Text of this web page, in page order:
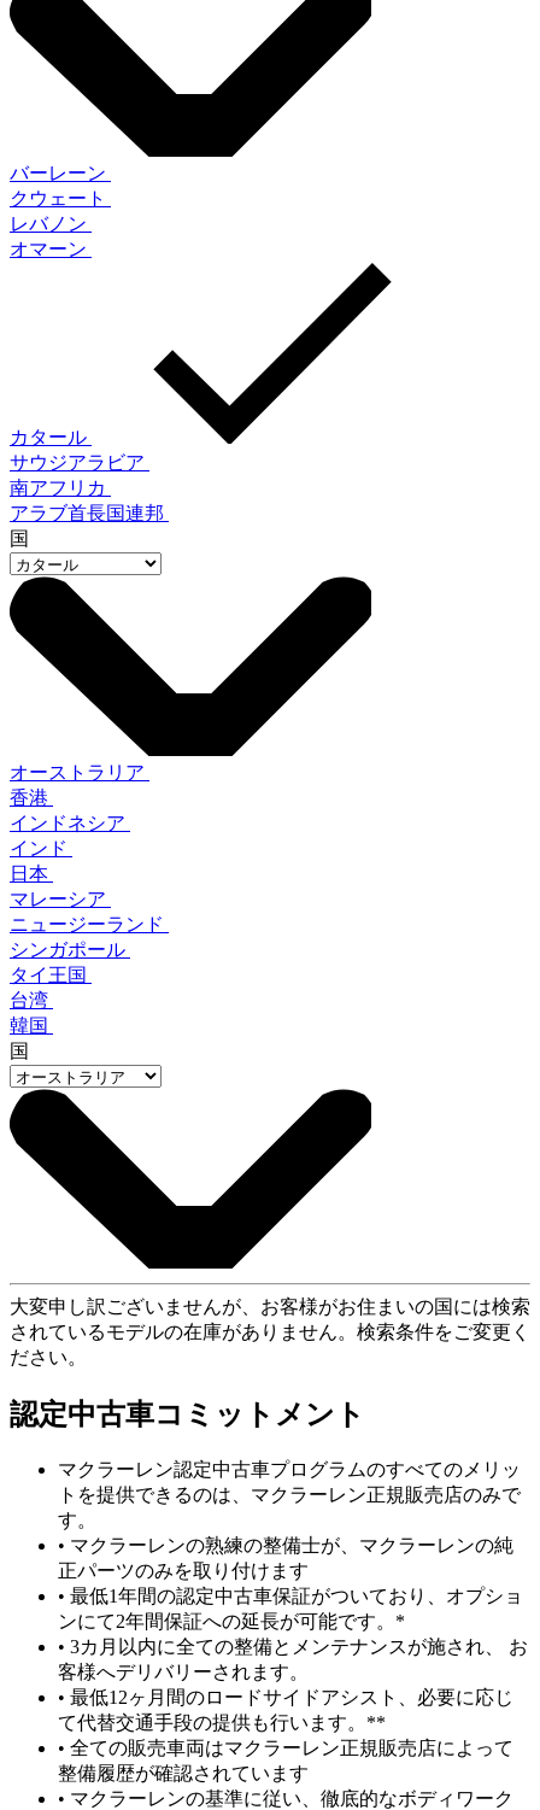
バーレーン
クウェート
レバノン
オマーン
カタール
サウジアラビア
南アフリカ
アラブ首長国連邦
国
オーストラリア
香港
インドネシア
インド
日本
マレーシア
ニュージーランド
シンガポール
タイ王国
台湾
韓国
国
大変申し訳ございませんが、お客様がお住まいの国には検索
されているモデルの在庫がありません。検索条件をご変更く
ださい。
認定中古車コミットメント
マクラーレン認定中古車プログラムのすべてのメリッ
トを提供できるのは、マクラーレン正規販売店のみで
す。
• マクラーレンの熟練の整備士が、マクラーレンの純
正パーツのみを取り付けます
• 最低1年間の認定中古車保証がついており、オプショ
ンにて2年間保証への延長が可能です。*
• 3カ月以内に全ての整備とメンテナンスが施され、 お
客様へデリバリーされます。
• 最低12ヶ月間のロードサイドアシスト、必要に応じ
て代替交通手段の提供も行います。**
• 全ての販売車両はマクラーレン正規販売店によって
整備履歴が確認されています
• マクラーレンの基準に従い、徹底的なボディワーク